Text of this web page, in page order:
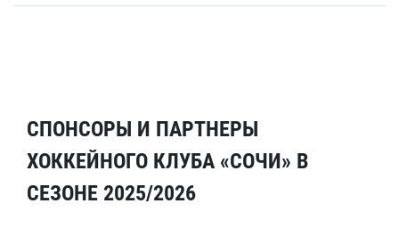
СПОНСОРЫ И ПАРТНЕРЫ
ХОККЕЙНОГО КЛУБА «СОЧИ» В
СЕЗОНЕ 2025/2026